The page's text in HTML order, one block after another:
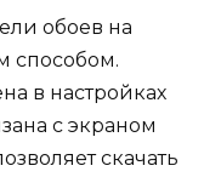
обоев на
способом.
в настройках
с экраном
скачать